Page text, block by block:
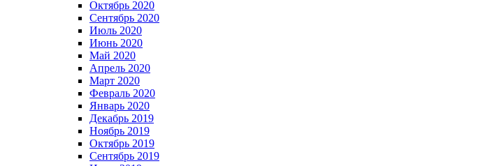
Октябрь 2020
Сентябрь 2020
Июль 2020
Июнь 2020
Май 2020
Апрель 2020
Март 2020
Февраль 2020
Январь 2020
Декабрь 2019
Ноябрь 2019
Октябрь 2019
Сентябрь 2019